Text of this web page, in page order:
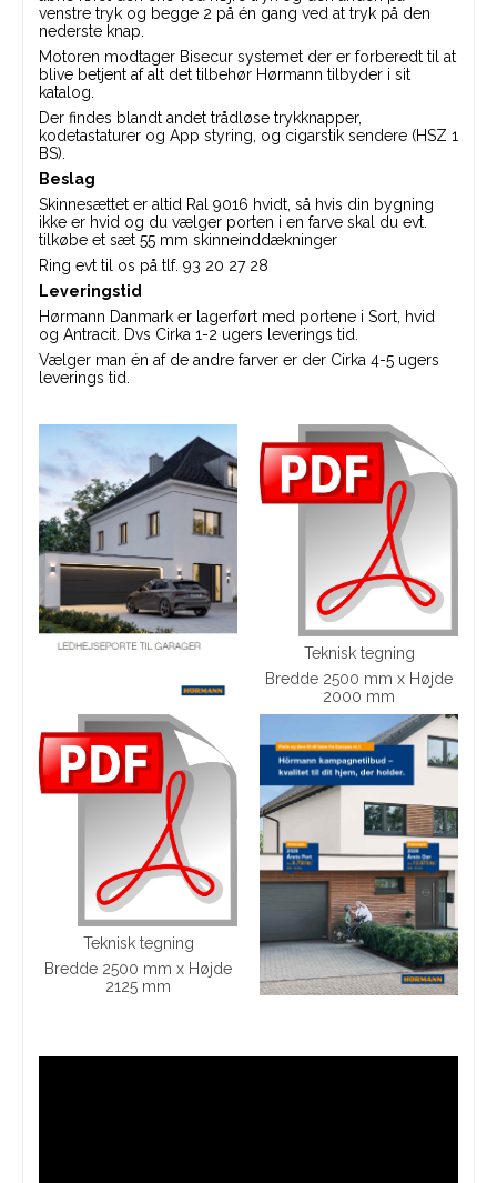
venstre tryk og begge 2 på én gang ved at tryk på den
nederste knap.
Motoren modtager Bisecur systemet der er forberedt til at
blive betjent af alt det tilbehør Hørmann tilbyder i sit
katalog.
Der findes blandt andet trådløse trykknapper,
kodetastaturer og App styring, og cigarstik sendere (HSZ 1
BS).
Beslag
Skinnesættet er altid Ral 9016 hvidt, så hvis din bygning
ikke er hvid og du vælger porten i en farve skal du evt.
tilkøbe et sæt 55 mm skinneinddækninger
Ring evt til os på tlf. 93 20 27 28
Leveringstid
Hørmann Danmark er lagerført med portene i Sort, hvid
og Antracit. Dvs Cirka 1-2 ugers leverings tid.
Vælger man én af de andre farver er der Cirka 4-5 ugers
leverings tid.
Teknisk tegning
Bredde 2500 mm x Højde
2000 mm
Teknisk tegning
Bredde 2500 mm x Højde
2125 mm